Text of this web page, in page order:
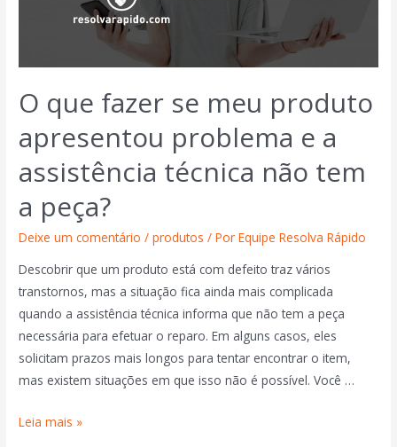
O que fazer se meu produto
apresentou problema e a
assistência técnica não tem
a peça?
Deixe um comentário /produtos / PorEquipe Resolva Rápido
Descobrir que um produto está com defeito traz vários
transtornos, mas a situação fica ainda mais complicada
quando a assistência técnica informa que não tem a peça
necessária para efetuar o reparo. Em alguns casos, eles
solicitam prazos mais longos para tentar encontrar o item,
mas existem situações em que isso não é possível. Você …
Leia mais »